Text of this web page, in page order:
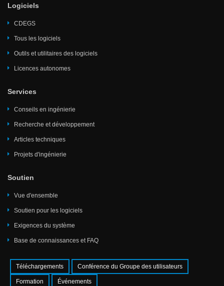
Logiciels
CDEGS
Tous les logiciels
Outils et utilitaires des logiciels
Licences autonomes
Services
Conseils en ingénierie
Recherche et développement
Articles techniques
Projets d'ingénierie
Soutien
Vue d'ensemble
Soutien pour les logiciels
Exigences du système
Base de connaissances et FAQ
Téléchargements Conférence du Groupe des utilisateurs
Formation Événements